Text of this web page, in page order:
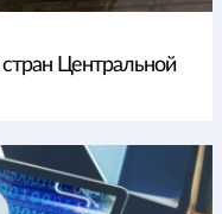
Центральной